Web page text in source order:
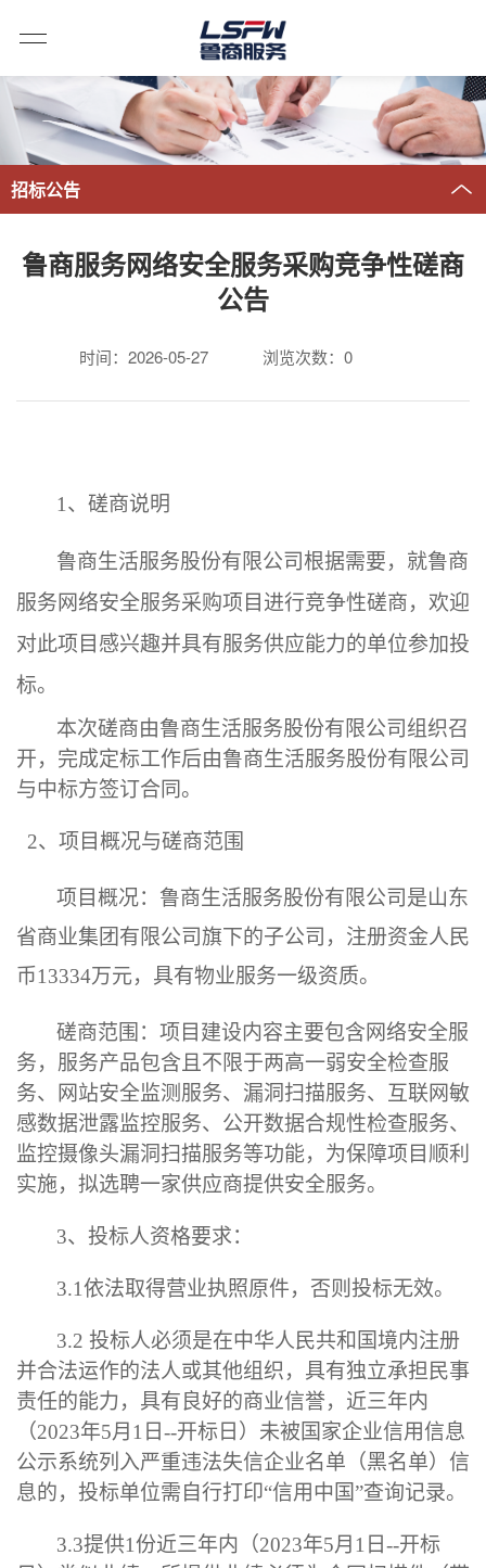
招标公告
鲁商服务网络安全服务采购竞争性磋商
公告
时间：2026-05-27 浏览次数： 0
1 、 磋商说明
鲁商生活服务股份有限公司根据需要，就鲁商
服务网络安全服务采购项目 进行竞争性磋商，欢迎
对此项目感兴趣并具有服务供应能力的单位参加投
标。
本次磋商由鲁商生活服务股份有限公司组织召
开，完成定标工作后由鲁商生活服务股份有限公司
与中标方签订合同。
2、项目概况与磋商范围
项目概况： 鲁商生活服务股份有限公司是山东
省商业集团有限公司旗下的子公司，注册资金人民
币1 3334万元，具有物业服务一级资质。
磋商范围： 项目建设内容主要包含网络安全服
务，服务产品包含且不限于两高一弱安全检查服
务、网站安全监测服务、漏洞扫描服务、互联网敏
感数据泄露监控服务、公开数据合规性检查服务、
监控摄像头漏洞扫描服务等功能，为保障项目顺利
实施，拟选聘一家供应商提供安全服务。
3、 投标人资格要求：
3.1依法取得营业执照原件，否则投标无效。
3.2 投标人必须是在中华人民共和国境内注册
并合法运作的法人或其他组织，具有独立承担民事
责任的能力，具有良好的商业信誉，近三年内
（2023年5月 1 日--开标日 ）未被国家企业信用信息
公示系统列入严重违法失信企业名单（黑名单）信
息的，投标单位需自行打印“信用中国”查询记录。
3.3提供1份近三年内 （2023年5月 1 日--开标